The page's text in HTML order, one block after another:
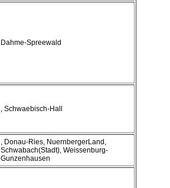
Dahme-Spreewald
, Schwaebisch-Hall
, Donau-Ries, NuernbergerLand,
Schwabach(Stadt), Weissenburg-
Gunzenhausen